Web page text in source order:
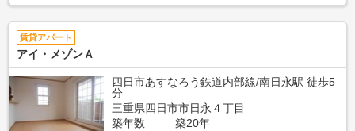
賃貸アパート
アイ・メゾンＡ
四日市あすなろう鉄道内部線/南日永駅 徒歩5
分
三重県四日市市日永４丁目
築年数
築20年